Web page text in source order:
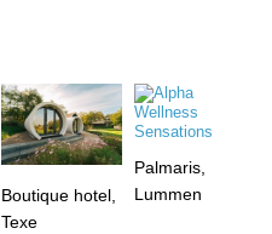
Boutique hotel,
Texe
Palmaris,
Lummen